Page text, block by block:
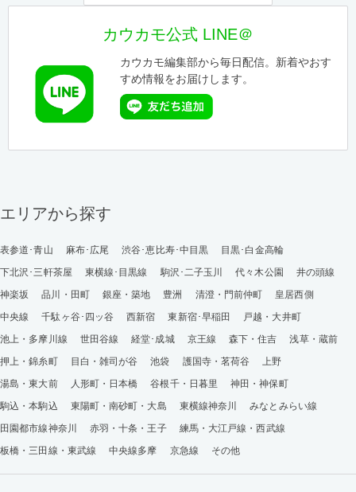
カウカモ公式 LINE＠
カウカモ編集部から毎日配信。新着やおす
すめ情報をお届けします。
エリアから探す
表参道･青山 麻布･広尾 渋谷･恵比寿･中目黒
目黒･白金高輪
下北沢･三軒茶屋
東横線･目黒線 駒沢･二子玉川 代々木公園
井の頭線
神楽坂
品川・田町 銀座・築地 豊洲 清澄・門前仲町
皇居西側
中央線
千駄ヶ谷･四ッ谷 西新宿 東新宿･早稲田
戸越・大井町
池上・多摩川線
世田谷線 経堂･成城 京王線 森下・住吉
浅草・蔵前
押上・錦糸町
目白・雑司が谷 池袋 護国寺・茗荷谷
上野
湯島・東大前
人形町・日本橋 谷根千・日暮里
神田・神保町
駒込・本駒込
東陽町・南砂町・大島 東横線神奈川
みなとみらい線
田園都市線神奈川
赤羽・十条・王子
練馬・大江戸線・西武線
板橋・三田線・東武線
中央線多摩 京急線 その他